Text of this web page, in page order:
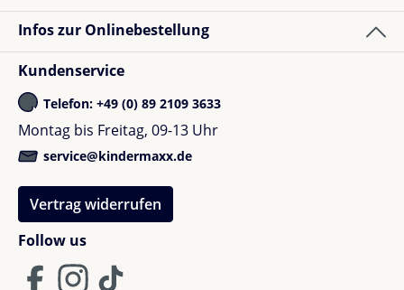
Follow us
Infos zur Onlinebestellung
Kundenservice
Telefon: +49 (0) 89 2109 3633
Montag bis Freitag, 09-13 Uhr
service@kindermaxx.de
Vertrag widerrufen